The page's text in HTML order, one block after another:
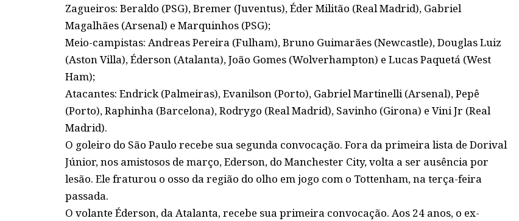
Zagueiros: Beraldo (PSG), Bremer (Juventus), Éder Militão (Real Madrid), Gabriel
Magalhães (Arsenal) e Marquinhos (PSG);
Meio-campistas: Andreas Pereira (Fulham), Bruno Guimarães (Newcastle), Douglas Luiz
(Aston Villa), Éderson (Atalanta), João Gomes (Wolverhampton) e Lucas Paquetá (West
Ham);
Atacantes: Endrick (Palmeiras), Evanilson (Porto), Gabriel Martinelli (Arsenal), Pepê
(Porto), Raphinha (Barcelona), Rodrygo (Real Madrid), Savinho (Girona) e Vini Jr (Real
Madrid).
O goleiro do São Paulo recebe sua segunda convocação. Fora da primeira lista de Dorival
Júnior, nos amistosos de março, Ederson, do Manchester City, volta a ser ausência por
lesão. Ele fraturou o osso da região do olho em jogo com o Tottenham, na terça-feira
passada.
O volante Éderson, da Atalanta, recebe sua primeira convocação. Aos 24 anos, o ex-